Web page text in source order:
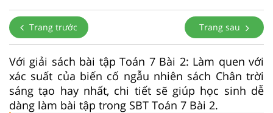
Trang trước Trang sau
Với giải sách bài tập Toán 7 Bài 2: Làm quen với
xác suất của biến cố ngẫu nhiên sách Chân trời
sáng tạo hay nhất, chi tiết sẽ giúp học sinh dễ
dàng làm bài tập trong SBT Toán 7 Bài 2.